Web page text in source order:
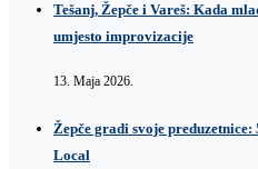
Tešanj, Žepče i Vareš: Kada
umjesto improvizacije
13. Maja 2026.
Žepče gradi svoje
Local